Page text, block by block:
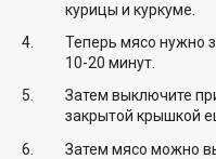
курицы и куркуме.
Теперь мясо нужно
10-20 минут.
Затем выключите
закрытой крышкой
Затем мясо можно